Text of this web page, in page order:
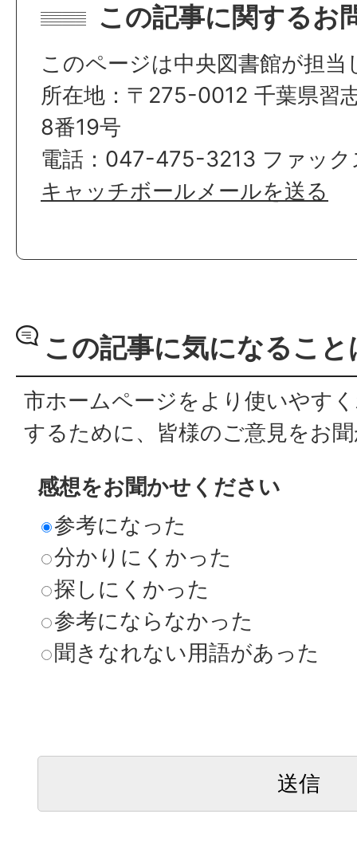
この記事に関するお
このページは中央図書館が担当
所在地：〒275-0012 千葉県習
8番19号
電話：047-475-3213 ファッ
キャッチボールメールを送る
この記事に気になるこ
市ホームページをより使いやす
するために、皆様のご意見をお
感想をお聞かせください
参考になった
分かりにくかった
探しにくかった
参考にならなかった
聞きなれない用語があった